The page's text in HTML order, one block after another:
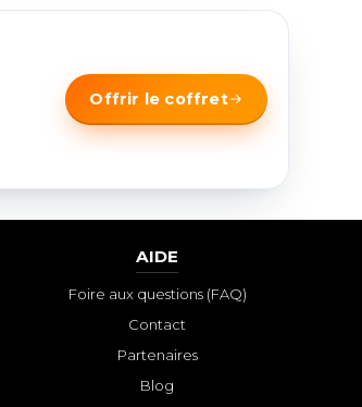
Offrir le coffret
AIDE
Foire aux questions (FAQ)
Contact
Partenaires
Blog